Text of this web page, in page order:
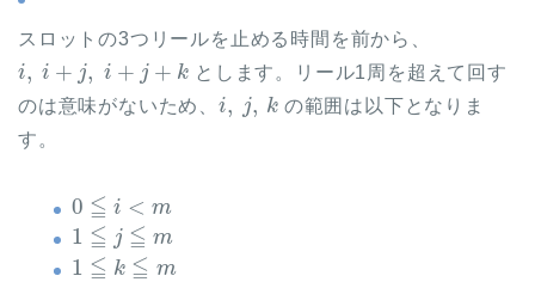
スロットの3つリールを止める時間を前から、
i, + i j k
とします。リール1周を超えて回す
のは意味がないため、
i, k
の範囲は以下となりま
す。
0 ≦i <
1 ≦j ≦m
1 ≦k ≦ m